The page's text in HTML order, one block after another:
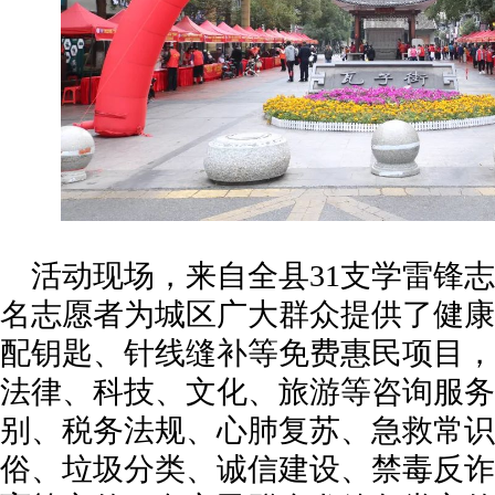
活动现场，来自全县31支学雷锋
名志愿者为城区广大群众提供了健
配钥匙、针线缝补等免费惠民项目
法律、科技、文化、旅游等咨询服
别、税务法规、心肺复苏、急救常
俗、垃圾分类、诚信建设、禁毒反